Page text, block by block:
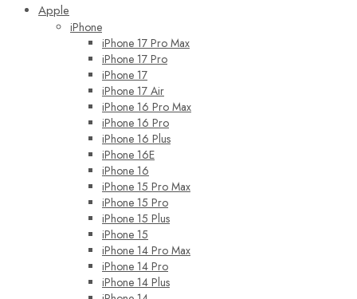
Apple
iPhone
iPhone 17 Pro Max
iPhone 17 Pro
iPhone 17
iPhone 17 Air
iPhone 16 Pro Max
iPhone 16 Pro
iPhone 16 Plus
iPhone 16E
iPhone 16
iPhone 15 Pro Max
iPhone 15 Pro
iPhone 15 Plus
iPhone 15
iPhone 14 Pro Max
iPhone 14 Pro
iPhone 14 Plus